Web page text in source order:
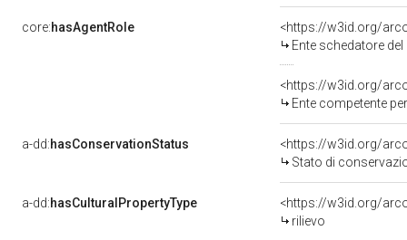
core:hasAgentRole
<https://w3id.org/
Ente schedatore del
<https://w3id.org/
Ente competente per tutela
a-dd:hasConservationStatus
<https://w3id.org/
Stato di
a-dd:hasCulturalPropertyType
<https://w3id.org/
rilievo